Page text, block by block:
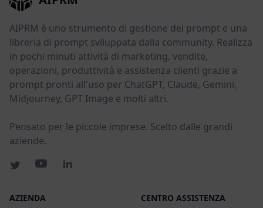
AIPRM è uno strumento di gestione dei prompt e una
libreria di prompt sviluppata dalla community. Realizza
in pochi minuti attività di marketing, vendite,
operazioni, produttività e assistenza clienti grazie a
prompt pronti all'uso per ChatGPT, Claude, Gemini,
Midjourney, GPT Image e molti altri.
Pensato per le piccole imprese. Scelto dalle grandi
aziende.
AZIENDA CENTRO ASSISTENZA